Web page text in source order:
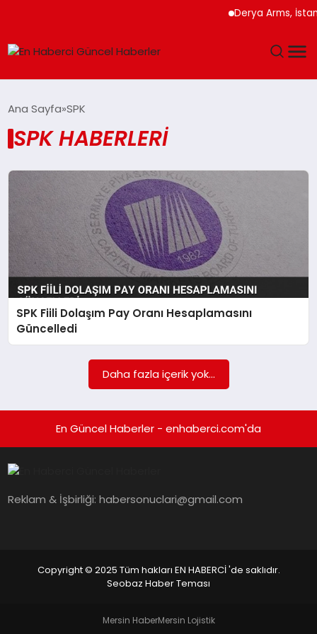
Derya Arms,
SPOR
SAĞLIK
TEKNOLOJI
MAGAZIN
DÜNYA
EKONOMI
Ana Sayfa SPK
SPK HABERLERI
SPK Fiili Dolaşım Pay Oranı Hesaplamasını
Güncelledi
Daha fazla içerik yok...
En Güncel Haberler - enhaberci.com'da
Reklam & İşbirliği:habersonuclari@gmail.com
Copyright © 2025 Tüm hakları EN HABERCİ 'de saklıdır.
Seobaz Haber Teması
Mersin HaberMersin Lojistik